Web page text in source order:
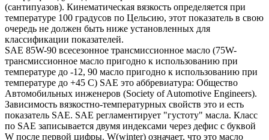
(сантипуазов). Кинематическая вязкость определяется при
температуре 100 градусов по Цельсию, этот показатель в свою
очередь не должен быть ниже установленных для
классификации показателей.
SAE 85W-90 всесезонное трансмиссионное масло (75W-
трансмиссионное масло пригодно к использованию при
температуре до -12, 90 масло пригодно к использованию при
температуре до +45 С) SAE это аббревиатура: Общество
Автомобильных инженеров (Society of Automotive Engineers).
Зависимость вязкостно-температурных свойств это и есть
показатель SAE. SAE регламентирует "густоту" масла. Класс
по SAE записывается двумя индексами через дефис с буквой
W после первой цифры. W(winter) означает, что это масло